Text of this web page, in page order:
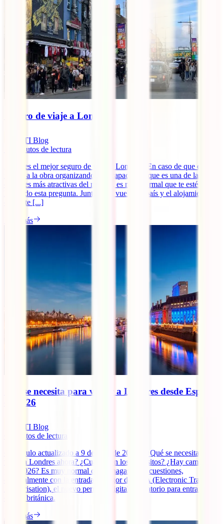
Seguro de viaje a Londres
IATI Blog
minutos de lectura
¿Cuál es el mejor seguro de viaje a Londres? En caso de que estés
manos a la obra organizando tu escapada a la que es una de las
capitales más atractivas del mundo, es muy normal que te estés
haciendo esta pregunta. Junto a tus vuelos al país y el alojamiento en
el que te [...]
Leer más
Qué se necesita para viajar a Londres desde España
en 2026
IATI Blog
minutos de lectura
~ Artículo actualizado a 9 de abril de 2026 ~ ¿Qué se necesita para
viajar a Londres ahora? ¿Cuáles son los requisitos? ¿Hay cambios
para 2026? Es muy normal que te hagas estas cuestiones,
especialmente con la entrada en vigor del ETA (Electronic Travel
Authorisation), el nuevo permiso digital obligatorio para entrar en la
capital británica.
Leer más